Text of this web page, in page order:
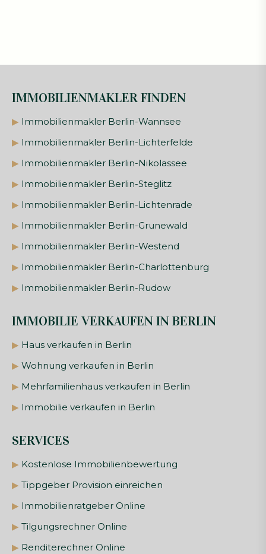
IMMOBILIENMAKLER FINDEN
▶ Immobilienmakler Berlin-Wannsee
▶ Immobilienmakler Berlin-Lichterfelde
▶ Immobilienmakler Berlin-Nikolassee
▶ Immobilienmakler Berlin-Steglitz
▶ Immobilienmakler Berlin-Lichtenrade
▶ Immobilienmakler Berlin-Grunewald
▶ Immobilienmakler Berlin-Westend
▶ Immobilienmakler Berlin-Charlottenburg
▶ Immobilienmakler Berlin-Rudow
IMMOBILIE VERKAUFEN IN BERLIN
▶ Haus verkaufen in Berlin
▶ Wohnung verkaufen in Berlin
▶ Mehrfamilienhaus verkaufen in Berlin
▶ Immobilie verkaufen in Berlin
SERVICES
▶ Kostenlose Immobilienbewertung
▶ Tippgeber Provision einreichen
▶ Immobilienratgeber Online
▶ Tilgungsrechner Online
▶ Renditerechner Online